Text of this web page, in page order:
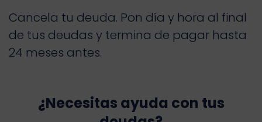
Cancela tu deuda. Pon día y hora al final
de tus deudas y termina de pagar hasta
24 meses antes.
¿Necesitas ayuda con tus